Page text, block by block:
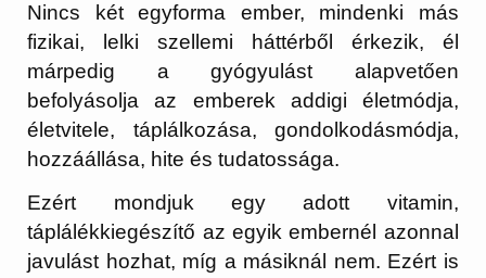
Nincs két egyforma ember, mindenki más
fizikai, lelki szellemi háttérből érkezik, él
márpedig a gyógyulást alapvetően
befolyásolja az emberek addigi életmódja,
életvitele, táplálkozása, gondolkodásmódja,
hozzáállása, hite és tudatossága.
Ezért mondjuk egy adott vitamin,
táplálékkiegészítő az egyik embernél azonnal
javulást hozhat, míg a másiknál nem. Ezért is